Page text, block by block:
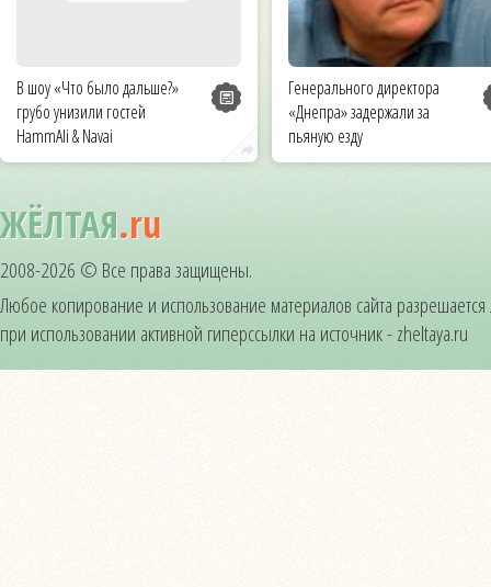
В шоу «Что было дальше?»
грубо унизили гостей
HammAli & Navai
Генерального директора
«Днепра» задержали за
пьяную езду
ЖЁЛТАЯ.ru
2008-2026 © Все права защищены.
Любое копирование и использование материалов сайта
при использовании активной гиперссылки на источник - zheltaya.ru